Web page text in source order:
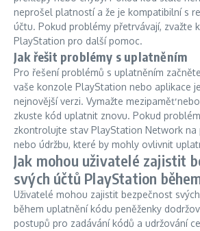
neprošel platností a že je kompatibilní s
účtu. Pokud problémy přetrvávají, zvažte
PlayStation pro další pomoc.
Jak řešit problémy s uplatněním
Pro řešení problémů s uplatněním
vaše konzole PlayStation nebo aplikace
nejnovější verzi. Vymažte mezipaměť
zkuste kód uplatnit znovu. Pokud
zkontrolujte stav PlayStation Network na
nebo údržbu, které by mohly ovlivnit
Jak mohou uživatelé zajistit
svých účtů PlayStation
Uživatelé mohou zajistit bezpečnost
během uplatnění kódu peněženky
postupů pro zadávání kódů a udržování